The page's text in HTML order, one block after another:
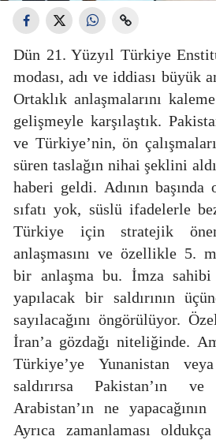
Dün 21. Yüzyıl Türkiye
modası, adı ve iddiası büyük
Ortaklık anlaşmalarını
gelişmeyle karşılaştık.
ve Türkiye’nin, ön
süren taslağın nihai şeklini
haberi geldi. Adının
sıfatı yok, süslü ifadelerle
Türkiye için stratejik
anlaşmasını ve özellikle 5.
bir anlaşma bu. İmza
yapılacak bir saldırının
sayılacağını öngörülüyor.
İran’a gözdağı niteliğinde.
Türkiye’ye Yunanistan
saldırırsa Pakistan’ın
Arabistan’ın ne
Ayrıca zamanlaması